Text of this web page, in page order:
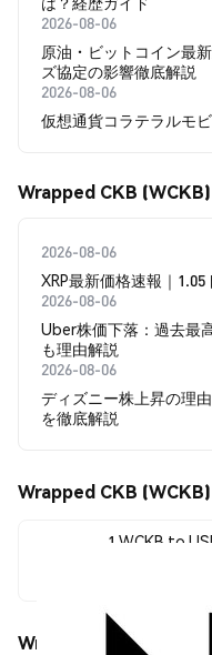
2026-08-06
原油・ビットコイン最
ズ協定の影響徹底解説
2026-08-06
仮想通貨コラテラルモ
Wrapped CKB
2026-08-06
XRP最新価格速報｜
2026-08-06
Uber株価下落：過去最
も理由解説
2026-08-06
ディズニー株上昇の理
を徹底解説
Wrapped CKB (WCKB)
1 WCKB to
Wrapped CKB (WCKB)